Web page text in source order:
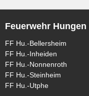
Feuerwehr Hungen
FF Hu.-Bellersheim
FF Hu.-Inheiden
FF Hu.-Nonnenroth
FF Hu.-Steinheim
FF Hu.-Utphe